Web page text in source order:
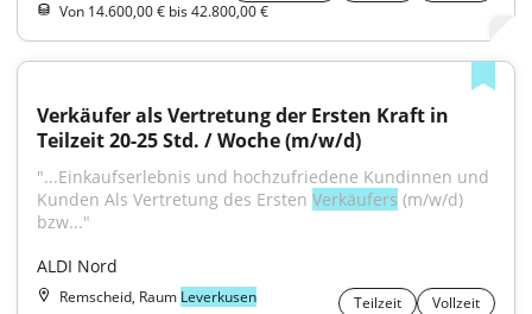
Von 14.600,00 € bis 42.800,00 €
Verkäufer als Vertretung der Ersten Kraft in
Teilzeit 20-25 Std. / Woche (m/w/d)
"...Einkaufserlebnis und hochzufriedene Kundinnen und
Kunden Als Vertretung des Ersten Verkäufers (m/w/d)
bzw..."
ALDI Nord
Remscheid, Raum Leverkusen Teilzeit Vollzeit